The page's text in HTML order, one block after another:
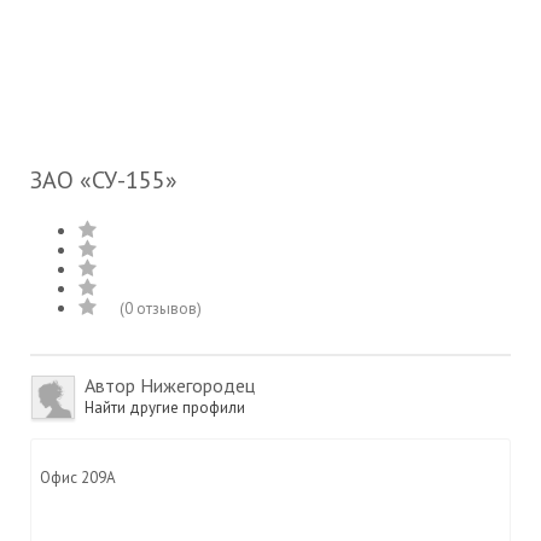
ЗАО «СУ-155»
(0 отзывов)
Автор Нижегородец
Найти другие профили
Офис 209А